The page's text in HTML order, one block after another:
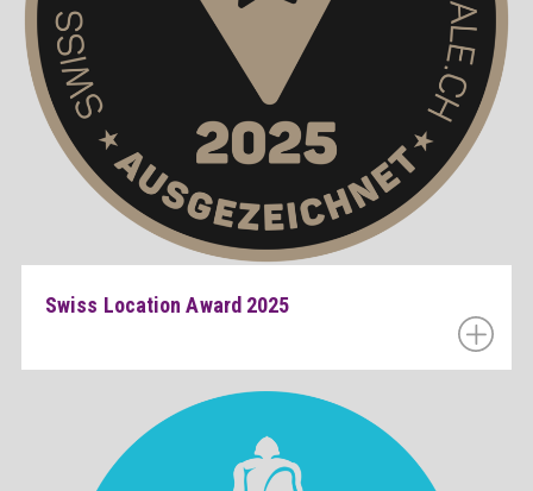
Swiss Location Award 2025